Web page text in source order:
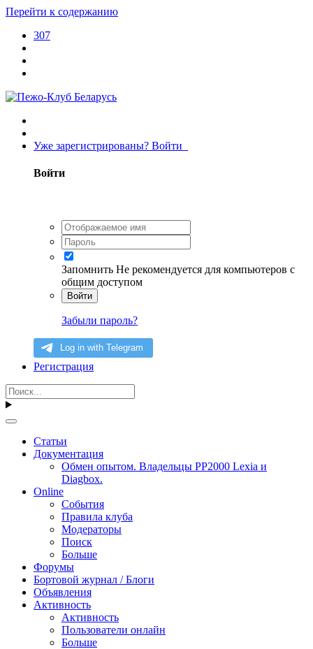
Перейти к содержанию
307
Уже зарегистрированы? Войти
Войти
Запомнить Не рекомендуется для компьютеров с
общим доступом
Войти
Забыли пароль?
Регистрация
Статьи
Документация
Обмен опытом. Владельцы PP2000 Lexia и
Diagbox.
Online
События
Правила клуба
Модераторы
Поиск
Больше
Форумы
Бортовой журнал / Блоги
Объявления
Активность
Активность
Пользователи онлайн
Больше